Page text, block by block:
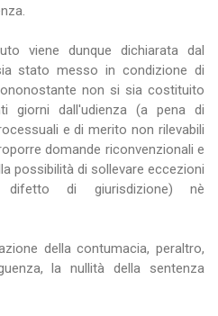
viene dunque dichiarata dal
stato messo in condizione di
non si sia costituito
giorni dall'udienza (a pena di
e di merito non rilevabili
domande riconvenzionali e
possibilità di sollevare eccezioni
di giurisdizione) nè
della contumacia, peraltro,
la nullità della sentenza